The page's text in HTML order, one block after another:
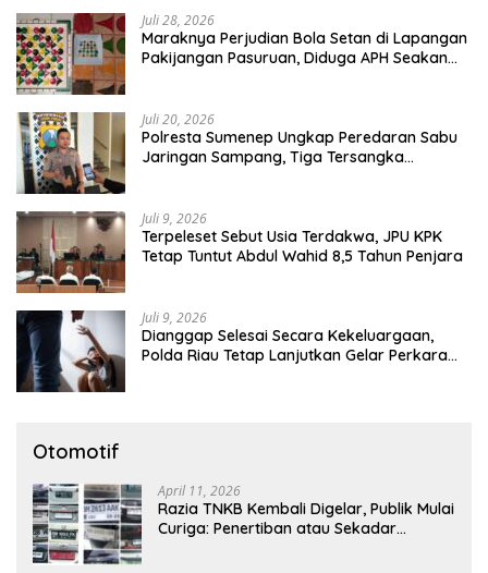
Juli 28, 2026
Maraknya Perjudian Bola Setan di Lapangan
Pakijangan Pasuruan, Diduga APH Seakan
Juli 20, 2026
Polresta Sumenep Ungkap Peredaran Sabu
Jaringan Sampang, Tiga Tersangka
Juli 9, 2026
Terpeleset Sebut Usia Terdakwa, JPU KPK
Tetap Tuntut Abdul Wahid 8,5 Tahun Penjara
Juli 9, 2026
Dianggap Selesai Secara Kekeluargaan,
Polda Riau Tetap Lanjutkan Gelar Perkara
Otomotif
April 11, 2026
Razia TNKB Kembali Digelar, Publik Mulai
Curiga: Penertiban atau Sekadar